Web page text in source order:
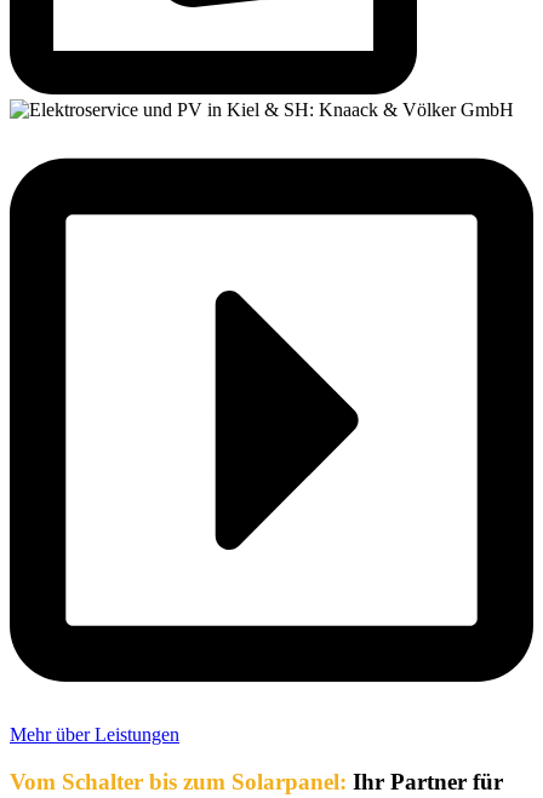
Mehr über Leistungen
Vom Schalter bis zum Solarpanel: Ihr Partner für